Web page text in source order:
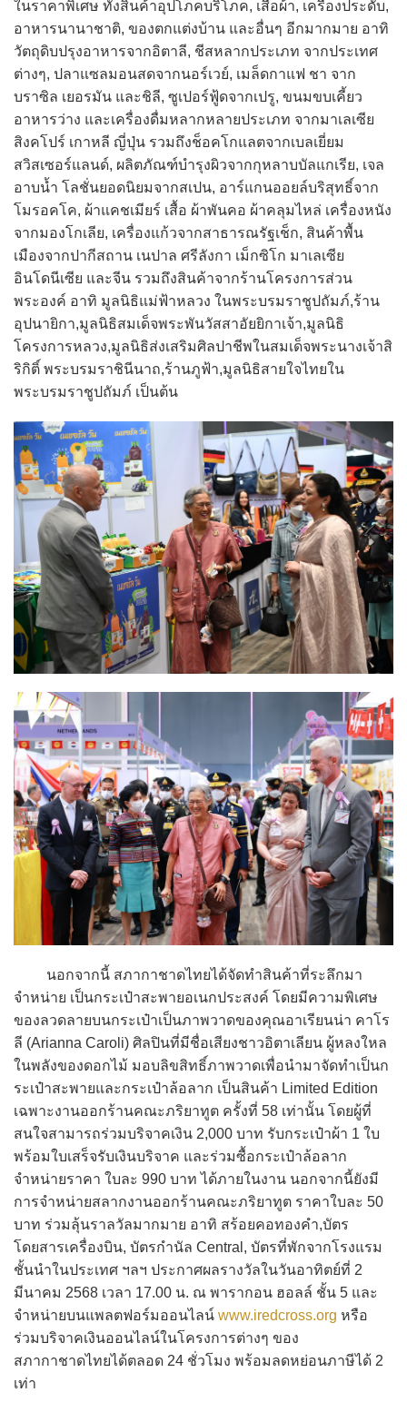
ในราคาพิเศษ ทั้งสินค้าอุปโภคบริโภค, เสื้อผ้า, เครื่องประดับ,
อาหารนานาชาติ, ของตกแต่งบ้าน และอื่นๆ อีกมากมาย อาทิ
วัตถุดิบปรุงอาหารจากอิตาลี, ชีสหลากประเภท จากประเทศ
ต่างๆ, ปลาแซลมอนสดจากนอร์เวย์, เมล็ดกาแฟ ชา จาก
บราซิล เยอรมัน และชิลี, ซูเปอร์ฟู้ดจากเปรู, ขนมขบเคี้ยว
อาหารว่าง และเครื่องดื่มหลากหลายประเภท จากมาเลเซีย
สิงคโปร์ เกาหลี ญี่ปุ่น รวมถึงช็อคโกแลตจากเบลเยี่ยม
สวิสเซอร์แลนด์, ผลิตภัณฑ์บำรุงผิวจากกุหลาบบัลแกเรีย, เจล
อาบน้ำ โลชั่นยอดนิยมจากสเปน, อาร์แกนออยล์บริสุทธิ์จาก
โมรอคโค, ผ้าแคชเมียร์ เสื้อ ผ้าพันคอ ผ้าคลุมไหล่ เครื่องหนัง
จากมองโกเลีย, เครื่องแก้วจากสาธารณรัฐเช็ก, สินค้าพื้น
เมืองจากปากีสถาน เนปาล ศรีลังกา เม็กซิโก มาเลเซีย
อินโดนีเซีย และจีน รวมถึงสินค้าจากร้านโครงการส่วน
พระองค์ อาทิ มูลนิธิแม่ฟ้าหลวง ในพระบรมราชูปถัมภ์,ร้าน
อุปนายิกา,มูลนิธิสมเด็จพระพันวัสสาอัยยิกาเจ้า,มูลนิธิ
โครงการหลวง,มูลนิธิส่งเสริมศิลปาชีพในสมเด็จพระนางเจ้าสิ
ริกิติ์ พระบรมราชินีนาถ,ร้านภูฟ้า,มูลนิธิสายใจไทยใน
พระบรมราชูปถัมภ์ เป็นต้น
นอกจากนี้ สภากาชาดไทยได้จัดทำสินค้าที่ระลึกมา
จำหน่าย เป็นกระเป๋าสะพายอเนกประสงค์ โดยมีความพิเศษ
ของลวดลายบนกระเป๋าเป็นภาพวาดของคุณอาเรียนน่า คาโร
ลี (Arianna Caroli) ศิลปินที่มีชื่อเสียงชาวอิตาเลียน ผู้หลงใหล
ในพลังของดอกไม้ มอบลิขสิทธิ์ภาพวาดเพื่อนำมาจัดทำเป็นก
ระเป๋าสะพายและกระเป๋าล้อลาก เป็นสินค้า Limited Edition
เฉพาะงานออกร้านคณะภริยาทูต ครั้งที่ 58 เท่านั้น โดยผู้ที่
สนใจสามารถร่วมบริจาคเงิน 2,000 บาท รับกระเป๋าผ้า 1 ใบ
พร้อมใบเสร็จรับเงินบริจาค และร่วมซื้อกระเป๋าล้อลาก
จำหน่ายราคา ใบละ 990 บาท ได้ภายในงาน นอกจากนี้ยังมี
การจำหน่ายสลากงานออกร้านคณะภริยาทูต ราคาใบละ 50
บาท ร่วมลุ้นราลวัลมากมาย อาทิ สร้อยคอทองคำ,บัตร
โดยสารเครื่องบิน, บัตรกำนัล Central, บัตรที่พักจากโรงแรม
ชั้นนำในประเทศ ฯลฯ ประกาศผลรางวัลในวันอาทิตย์ที่ 2
มีนาคม 2568 เวลา 17.00 น. ณ พารากอน ฮอลล์ ชั้น 5 และ
จำหน่ายบนแพลตฟอร์มออนไลน์ www.iredcross.org หรือ
ร่วมบริจาคเงินออนไลน์ในโครงการต่างๆ ของ
สภากาชาดไทยได้ตลอด 24 ชั่วโมง พร้อมลดหย่อนภาษีได้ 2
เท่า